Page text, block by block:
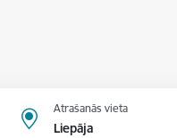
Atrašanās vieta
Liepāja